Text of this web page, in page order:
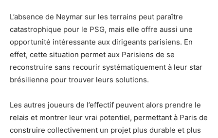
L’absence de Neymar sur les terrains peut paraître
catastrophique pour le PSG, mais elle offre aussi une
opportunité intéressante aux dirigeants parisiens. En
effet, cette situation permet aux Parisiens de se
reconstruire sans recourir systématiquement à leur star
brésilienne pour trouver leurs solutions.
Les autres joueurs de l’effectif peuvent alors prendre le
relais et montrer leur vrai potentiel, permettant à Paris de
construire collectivement un projet plus durable et plus